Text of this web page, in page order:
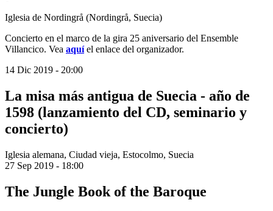
Iglesia de Nordingrå (Nordingrå, Suecia)
Concierto en el marco de la gira 25 aniversario del Ensemble
Villancico. Vea aquí el enlace del organizador.
14 Dic 2019 - 20:00
La misa más antigua de Suecia - año de
1598 (lanzamiento del CD, seminario y
concierto)
Iglesia alemana, Ciudad vieja, Estocolmo, Suecia
27 Sep 2019 - 18:00
The Jungle Book of the Baroque